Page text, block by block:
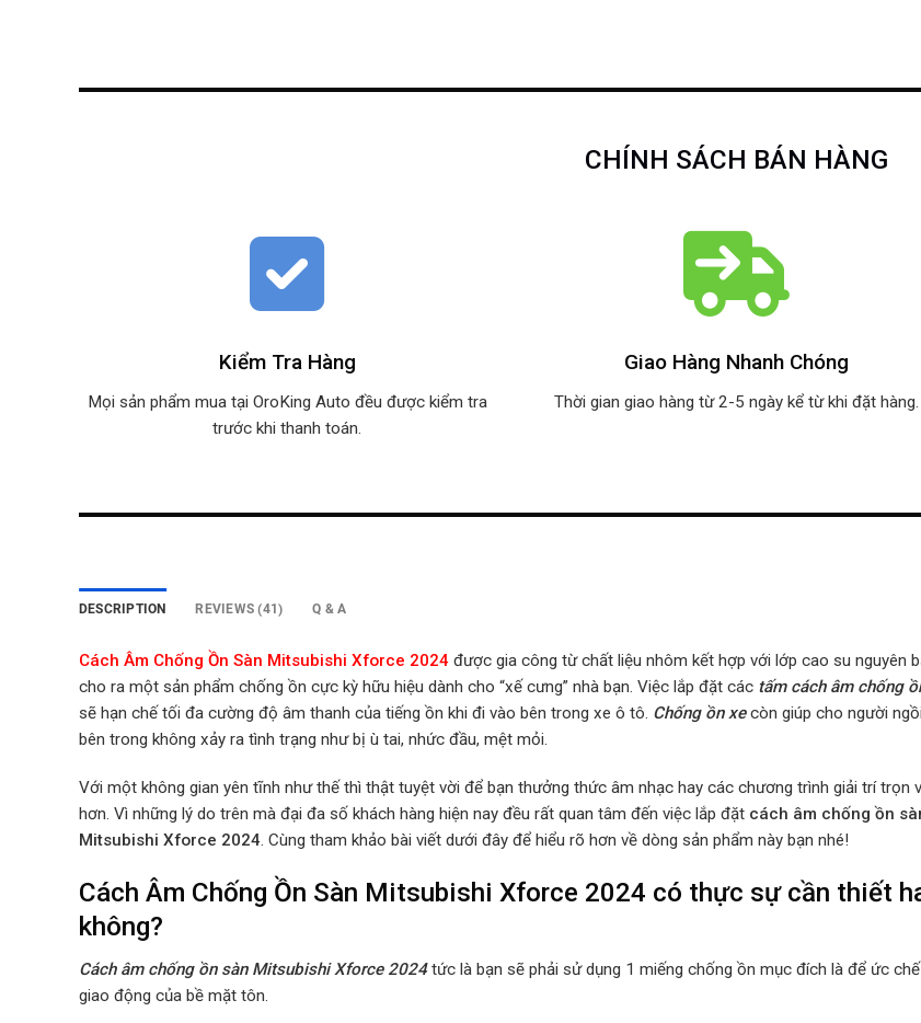
CHÍNH SÁCH BÁN HÀNG
Kiểm Tra Hàng
Mọi sản phẩm mua tại OroKing Auto đều được kiểm tra
trước khi thanh toán.
Giao Hàng Nhanh Chóng
Thời gian giao hàng từ 2-5 ngày kể từ khi đặt hàng.
DESCRIPTION REVIEWS (41) Q & A
Cách Âm Chống Ồn Sàn Mitsubishi Xforce 2024 được gia công từ chất liệu nhôm kết hợp với lớp cao su nguyên
cho ra một sản phẩm chống ồn cực kỳ hữu hiệu dành cho “xế cưng” nhà bạn. Việc lắp đặt các tấm cách âm chống
sẽ hạn chế tối đa cường độ âm thanh của tiếng ồn khi đi vào bên trong xe ô tô. Chống ồn xecòn giúp cho người ngồi
bên trong không xảy ra tình trạng như bị ù tai, nhức đầu, mệt mỏi.
Với một không gian yên tĩnh như thế thì thật tuyệt vời để bạn thưởng thức âm nhạc hay các chương trình giải trí trọn
hơn. Vì những lý do trên mà đại đa số khách hàng hiện nay đều rất quan tâm đến việc lắp đặt cách âm chống ồn
Mitsubishi Xforce 2024. Cùng tham khảo bài viết dưới đây để hiểu rõ hơn về dòng sản phẩm này bạn nhé!
Cách Âm Chống Ồn Sàn Mitsubishi Xforce 2024 có thực sự cần thiết
không?
Cách âm chống ồn sàn Mitsubishi Xforce 2024tức là bạn sẽ phải sử dụng 1 miếng chống ồn mục đích là để ức chế
giao động của bề mặt tôn.